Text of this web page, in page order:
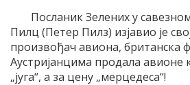
Посланик Зелених у
Пилц (Петер Пилз) изјавио је
произвођач авиона, британска
Аустријанцима продала авионе
„југа“, а за цену „мерцедеса“!